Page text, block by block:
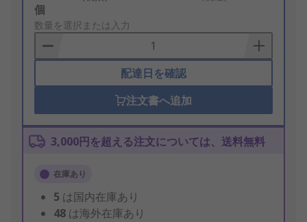
Add
to
Basket
個
数量を選択または入力
配達日を確認
注文書へ追加
3,000円を超える注文については、送料無料
在庫あり
5 は国内在庫あり
48 は海外在庫あり